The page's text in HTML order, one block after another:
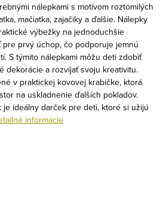
nálepkami s motívom roztomilých
mačiatka, zajačiky a ďalšie. Nálepky
výbežky na jednoduchšie
prvý úchop, čo podporuje jemnú
S týmito nálepkami môžu deti zdobiť
dekorácie a rozvíjať svoju kreativitu.
v praktickej kovovej krabičke, ktorá
na uskladnenie ďalších pokladov.
ideálny darček pre deti, ktoré si užijú
informácie